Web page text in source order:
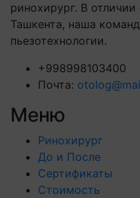
ринохирург. В
Ташкента, наша
пьезотехнологии.
+998998103400
Почта:
Меню
Ринохирург
До и После
Сертификаты
Стоимость